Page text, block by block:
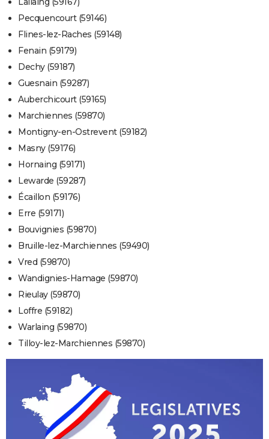
Pecquencourt (59146)
Flines-lez-Raches (59148)
Fenain (59179)
Dechy (59187)
Guesnain (59287)
Auberchicourt (59165)
Marchiennes (59870)
Montigny-en-Ostrevent (59182)
Masny (59176)
Hornaing (59171)
Lewarde (59287)
Écaillon (59176)
Erre (59171)
Bouvignies (59870)
Bruille-lez-Marchiennes (59490)
Vred (59870)
Wandignies-Hamage (59870)
Rieulay (59870)
Loffre (59182)
Warlaing (59870)
Tilloy-lez-Marchiennes (59870)